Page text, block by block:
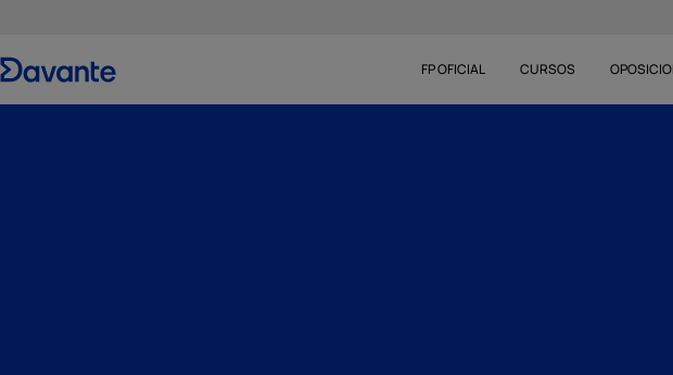
FP OFICIAL CURSOS